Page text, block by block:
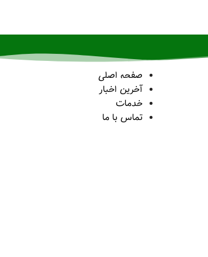
صفحه اصلی
آخرین اخبار
خدمات
تماس با ما